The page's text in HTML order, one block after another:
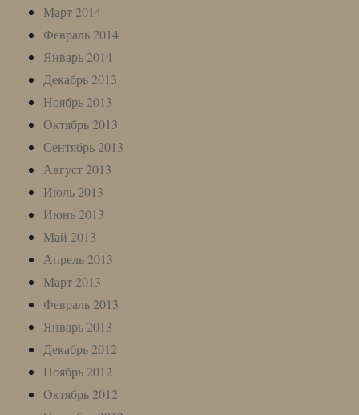
Март 2014
Февраль 2014
Январь 2014
Декабрь 2013
Ноябрь 2013
Октябрь 2013
Сентябрь 2013
Август 2013
Июль 2013
Июнь 2013
Май 2013
Апрель 2013
Март 2013
Февраль 2013
Январь 2013
Декабрь 2012
Ноябрь 2012
Октябрь 2012